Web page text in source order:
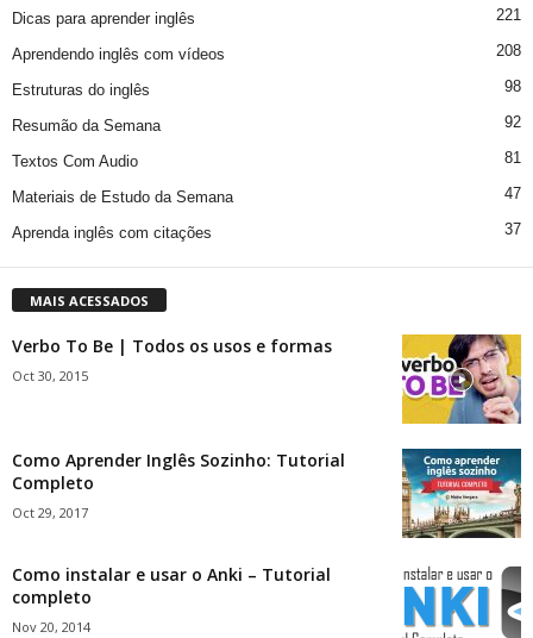
Dicas para aprender inglês 221
Aprendendo inglês com vídeos 208
Estruturas do inglês 98
Resumão da Semana 92
Textos Com Audio 81
Materiais de Estudo da Semana 47
Aprenda inglês com citações 37
MAIS ACESSADOS
Verbo To Be | Todos os usos e formas
Oct 30, 2015
Como Aprender Inglês Sozinho: Tutorial
Completo
Oct 29, 2017
Como instalar e usar o Anki – Tutorial
completo
Nov 20, 2014